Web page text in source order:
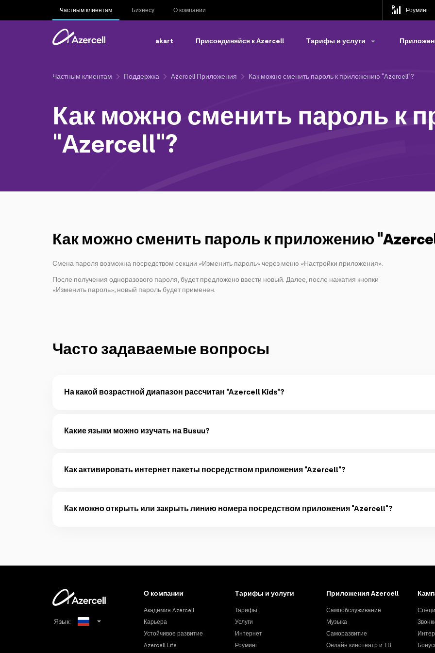
Частным клиентам Бизнесу О компании Роуминг
akart Присоединяйся к Azercell Тарифы и услуги
Частным клиентам Поддержка Azercell Приложения Как можно сменить пароль к приложению "Azercell"?
Как можно сменить пароль к
"Azercell"?
Как можно сменить пароль к приложению
Смена пароля возможна посредством секции «Изменить пароль» через меню «Настройки приложения».
После получения одноразового пароля, будет предложено ввести новый. Далее, после нажатия кнопки
«Изменить пароль», новый пароль будет применен.
Часто задаваемые вопросы
На какой возрастной диапазон рассчитан "Azercell Kids"?
Какие языки можно изучать на Busuu?
Как активировать интернет пакеты посредством приложения "Azercell"?
Подробнее
Как можно открыть или закрыть линию номера посредством приложения "Azercell"?
Язык:
О компании
Академия Azercell
Карьера
Устойчивое развитие
Azercell Life
Тарифы и услуги
Тарифы
Услуги
Интернет
Роуминг
Приложения Azercell
Самообслуживание
Музыка
Саморазвитие
Онлайн кинотеатр и ТВ